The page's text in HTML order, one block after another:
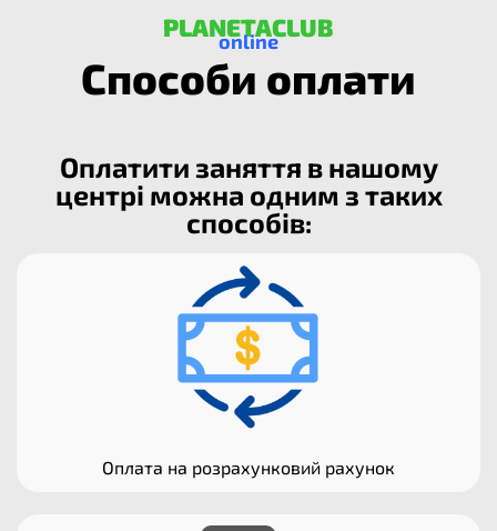
PLANETACLUB
online
Способи оплати
Оплатити заняття в нашому
центрі можна одним з таких
способів:​
Оплата на розрахунковий рахунок